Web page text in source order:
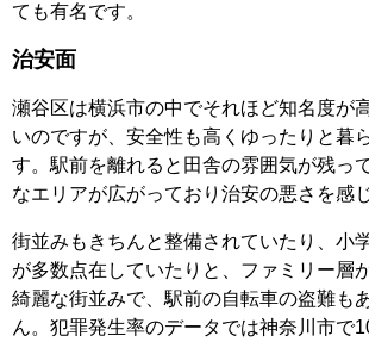
ても有名です。
治安面
瀬谷区は横浜市の中でそれほど知名度が
いのですが、安全性も高くゆったりと暮
す。駅前を離れると田舎の雰囲気が残っ
なエリアが広がっており治安の悪さを感
街並みもきちんと整備されていたり、小
が多数点在していたりと、ファミリー層
綺麗な街並みで、駅前の自転車の盗難も
ん。犯罪発生率のデータでは神奈川市で